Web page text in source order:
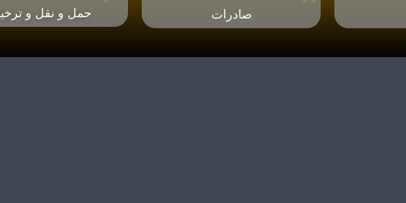
صادرات حمل و نقل و